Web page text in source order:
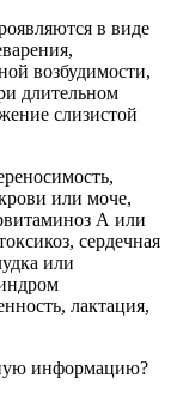
в виде
возбудимости,
длительном
слизистой
или моче,
А или
сердечная
или
лактация,
информацию?